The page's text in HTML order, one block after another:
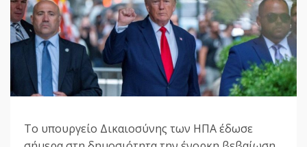
Το υπουργείο Δικαιοσύνης των ΗΠΑ έδωσε